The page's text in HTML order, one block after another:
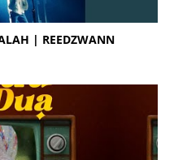
| REEDZWANN